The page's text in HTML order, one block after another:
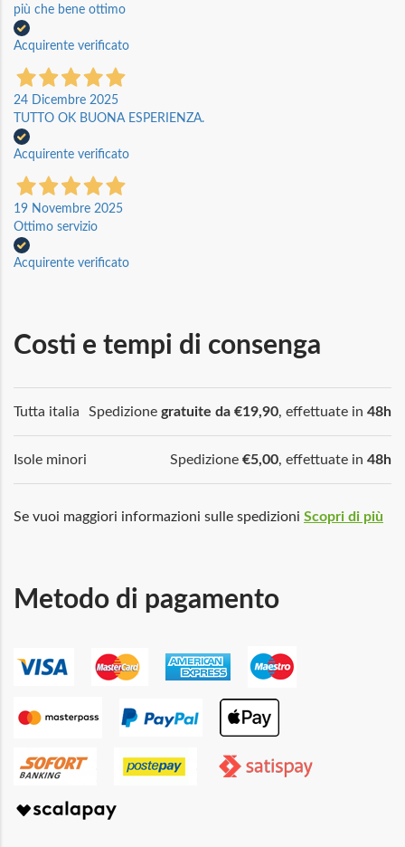
più che bene ottimo
Acquirente verificato
24 Dicembre 2025
TUTTO OK BUONA ESPERIENZA.
Acquirente verificato
19 Novembre 2025
Ottimo servizio
Acquirente verificato
Costi e tempi di consenga
Tutta italia Spedizione gratuite da €19,90, effettuate in 48h
Isole minori Spedizione €5,00, effettuate in 48h
Se vuoi maggiori informazioni sulle spedizioni Scopri di più
Metodo di pagamento